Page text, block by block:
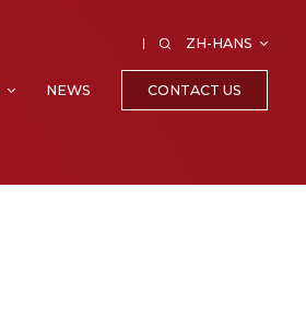
ZH-HANS
NEWS CONTACT US